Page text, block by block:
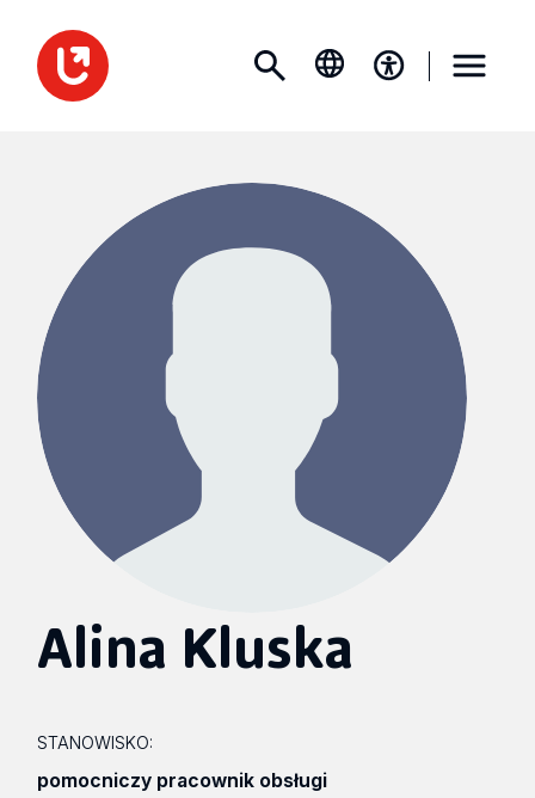
Alina Kluska
STANOWISKO:
pomocniczy pracownik obsługi